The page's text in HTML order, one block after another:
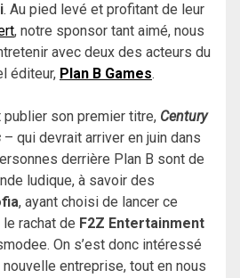
. Au pied levé et profitant de leur
, notre sponsor tant aimé, nous
avec deux des acteurs du
éditeur, Plan B Games.
publier son premier titre, Century
– qui devrait arriver en juin dans
derrière Plan B sont de
ludique, à savoir des
, ayant choisi de lancer ce
rachat de F2Z Entertainment
On s’est donc intéressé
entreprise, tout en nous